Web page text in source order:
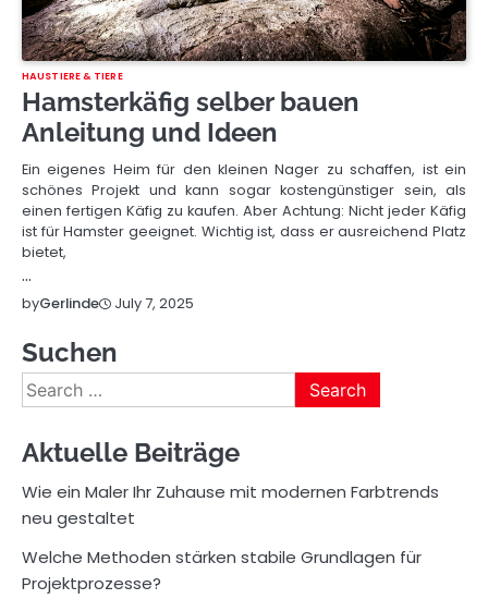
HAUSTIERE & TIERE
Hamsterkäfig selber bauen
Anleitung und Ideen
Ein eigenes Heim für den kleinen Nager zu schaffen, ist ein
schönes Projekt und kann sogar kostengünstiger sein, als
einen fertigen Käfig zu kaufen. Aber Achtung: Nicht jeder Käfig
ist für Hamster geeignet. Wichtig ist, dass er ausreichend Platz
bietet,
…
byGerlinde July 7, 2025
Suchen
Search
for:
Aktuelle Beiträge
Wie ein Maler Ihr Zuhause mit modernen Farbtrends
neu gestaltet
Welche Methoden stärken stabile Grundlagen für
Projektprozesse?